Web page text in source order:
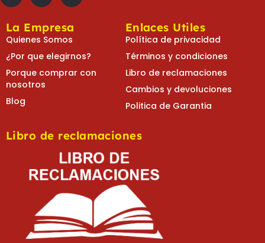
La Empresa
Quienes Somos
¿Por que elegirnos?
Porque comprar con
nosotros
Blog
Enlaces Utiles
Política de privacidad
Términos y condiciones
Libro de reclamaciones
Cambios y devoluciones
Politica de Garantia
Libro de reclamaciones